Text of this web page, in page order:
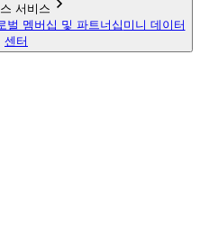
서비스
벌 멤버십 및 파트너십 미니 데이터
센터